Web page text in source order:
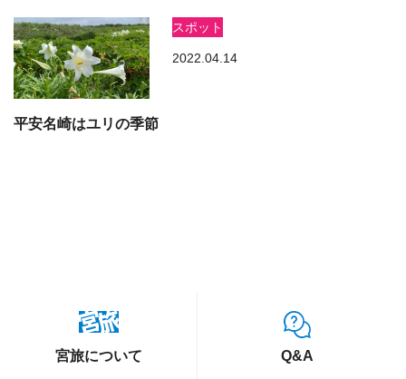
スポット
2022.04.14
平安名崎はユリの季節
宮旅について Q&A